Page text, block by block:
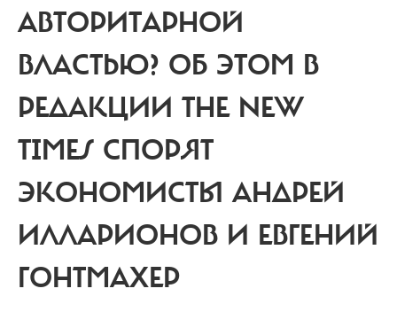
АВТОРИТАРНОЙ
ВЛАСТЬЮ? ОБ ЭТОМ В
РЕДАКЦИИ THE NEW
TIMES СПОРЯТ
ЭКОНОМИСТЫ АНДРЕЙ
ИЛЛАРИОНОВ И ЕВГЕНИЙ
ГОНТМАХЕР